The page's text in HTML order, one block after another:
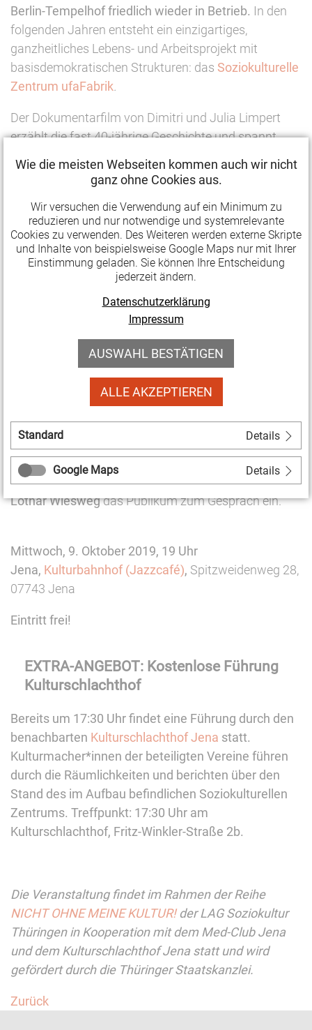
Berlin-Tempelhof friedlich wieder in Betrieb. In den
folgenden Jahren entsteht ein einzigartiges,
ganzheitliches Lebens- und Arbeitsprojekt mit
basisdemokratischen Strukturen: das Soziokulturelle
Zentrum ufaFabrik.
Der Dokumentarfilm von Dimitri und Julia Limpert
erzählt die fast 40-jährige Geschichte und spannt
Gegenwart. Die Protagonist*innen erzählen von ihren
dem, was für sie den Unterschied zu anderen
Lebensformen macht.
» Film-Trailer auf Youtube ansehen
einhergehenden Verdrängung vieler Bewohner*innen
aktuelle Themen an: Wie wollen wir in Zukunft leben?
Welche Werte prägen unsere Gesellschaft von
morgen? Wie lässt sich ein gemeinschaftliches Leben
mit individueller Freiheit verbinden? Und wie haben es
normale Menschen geschafft, aus eigener Kraft aus
Träumen Wirklichkeit werden zu lassen? Zu diesen
und anderen Fragen laden im Anschluss an den Film
Sigrid Niemer, Mitbegründerin der ufaFabrik, und
Lothar Wieswegdas Publikum zum Gespräch ein.
Mittwoch, 9. Oktober 2019, 19 Uhr
Jena, Kulturbahnhof (Jazzcafé), Spitzweidenweg 28,
07743 Jena
Eintritt frei!
EXTRA-ANGEBOT: Kostenlose Führung
Kulturschlachthof
Bereits um 17:30 Uhr findet eine Führung durch den
benachbarten Kulturschlachthof Jena statt.
Kulturmacher*innen der beteiligten Vereine führen
durch die Räumlichkeiten und berichten über den
Stand des im Aufbau befindlichen Soziokulturellen
Zentrums. Treffpunkt: 17:30 Uhr am
Kulturschlachthof, Fritz-Winkler-Straße 2b.
Die Veranstaltung findet im Rahmen der Reihe
NICHT OHNE MEINE KULTUR!der LAG Soziokultur
Thüringen in Kooperation mit dem Med-Club Jena
und dem Kulturschlachthof Jena statt und wird
gefördert durch die Thüringer Staatskanzlei.
Zurück
Wie die meisten Webseiten kommen auch wir nicht
ganz ohne Cookies aus.
Wir versuchen die Verwendung auf ein Minimum zu
reduzieren und nur notwendige und systemrelevante
Cookies zu verwenden. Des Weiteren werden externe Skripte
und Inhalte von beispielsweise Google Maps nur mit Ihrer
Einstimmung geladen. Sie können Ihre Entscheidung
jederzeit ändern.
Datenschutzerklärung
Impressum
AUSWAHL BESTÄTIGEN
ALLE AKZEPTIEREN
Standard Details
Google Maps Details